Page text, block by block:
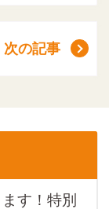
次の記事
す！特別